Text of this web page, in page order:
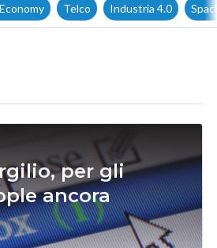
Telco Industria 4.0
per gli
ancora